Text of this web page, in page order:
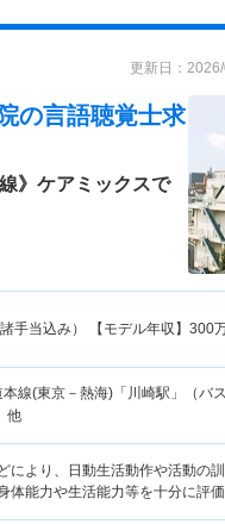
更新日：
の言語聴覚士求
》ケアミックスで
手当込み） 【モデル年収】 300
本線(東京－熱海)「川崎駅」（バ
他
により、日動生活動作や活動の
体能力や生活能力等を十分に評